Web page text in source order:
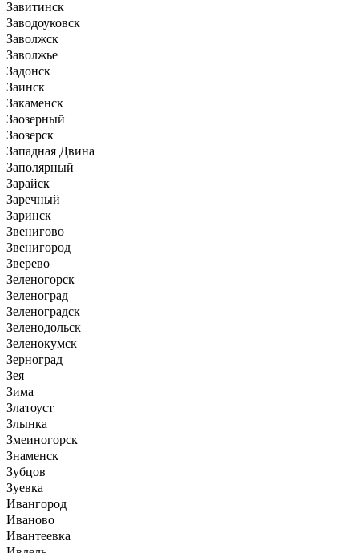
Завитинск
Заводоуковск
Заволжск
Заволжье
Задонск
Заинск
Закаменск
Заозерный
Заозерск
Западная Двина
Заполярный
Зарайск
Заречный
Заринск
Звенигово
Звенигород
Зверево
Зеленогорск
Зеленоград
Зеленоградск
Зеленодольск
Зеленокумск
Зерноград
Зея
Зима
Златоуст
Злынка
Змеиногорск
Знаменск
Зубцов
Зуевка
Ивангород
Иваново
Ивантеевка